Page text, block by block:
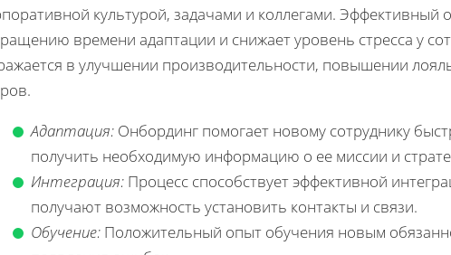
культурой, задачами и коллегами. Эффективный
времени адаптации и снижает уровень стресса у
в улучшении производительности, повышении
Адаптация: Онбординг помогает новому сотруднику
получить необходимую информацию о ее миссии и
Интеграция: Процесс способствует эффективной
получают возможность установить контакты и связи.
Обучение: Положительный опыт обучения новым